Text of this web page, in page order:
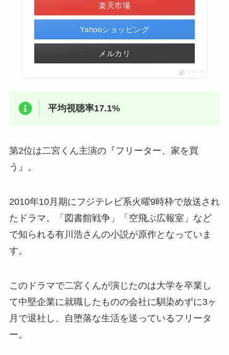
楽天市場
Yahooショッピング
メルカリ
ポチップ
平均視聴率17.1%
第2位は二宮くん主演の『フリーター、家を買
う』。
2010年10月期にフジテレビ系火曜9時枠で放送され
たドラマ。「図書館戦争」「空飛ぶ広報室」など
で知られる有川浩さんの小説が原作となっていま
す。
このドラマで二宮くんが演じたのは大学を卒業し
て中堅企業に就職したものの会社に馴染めずに3ヶ
月で退社し、自堕落な生活を送っているフリータ
ー。